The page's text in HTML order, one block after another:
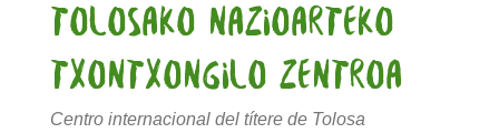
TOLOSAKO NAZIOARTEKO
TXONTXONGILO ZENTROA
Centro internacional del títere de Tolosa